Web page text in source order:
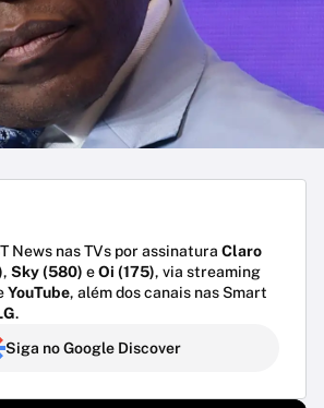
News nas TVs por assinatura Claro
, Sky (580) eOi (175), via streaming
YouTube, além dos canais nas Smart
.
Siga no Google Discover